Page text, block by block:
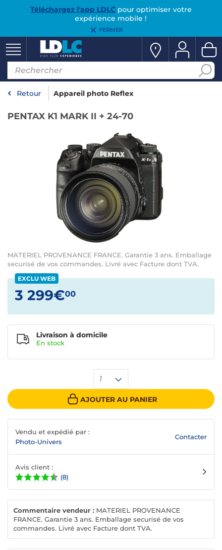
Téléchargez l'app LDLCpour optimiser votre
expérience mobile !
FERMER
Retour Appareil photo Reflex
PENTAX K1 MARK II + 24-70
MATERIEL PROVENANCE FRANCE. Garantie 3 ans. Emballage
securisé de vos commandes. Livré avec Facture dont TVA.
EXCLU WEB
3 299€00
1
AJOUTER AU PANIER
Livraison à domicile
En stock
Vendu et expédié par :
Photo-Univers
Contacter
Avis client :
(8)
Commentaire vendeur : MATERIEL PROVENANCE
FRANCE. Garantie 3 ans. Emballage securisé de vos
commandes. Livré avec Facture dont TVA.